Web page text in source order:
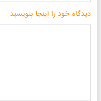
دیدگاه خود را اینجا بنویسید: